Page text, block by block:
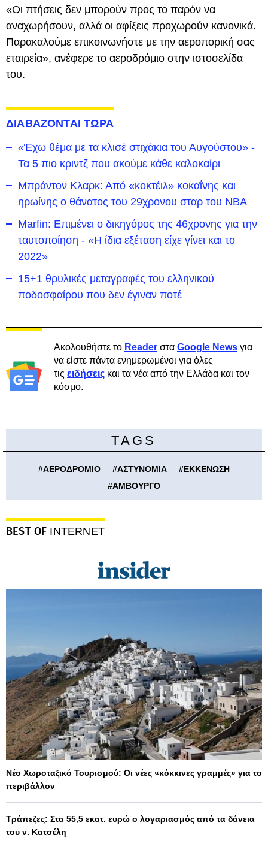
«Οι πτήσεις δεν μπορούν προς το παρόν να
αναχωρήσουν, αλλά οι αφίξεις προχωρούν κανονικά.
Παρακαλούμε επικοινωνήστε με την αεροπορική σας
εταιρεία», ανέφερε το αεροδρόμιο στην ιστοσελίδα
του.
ΔΙΑΒΑΖΟΝΤΑΙ ΤΩΡΑ
«Έχω θέμα με τα κλισέ στιχάκια του Αυγούστου» -
Τα 5 πιο κριντζ που ακούμε κάθε καλοκαίρι
Μπράντον Κλαρκ: Από «κοκτέιλ» κοκαΐνης και
ηρωίνης ο θάνατος του 29χρονου σταρ του NBA
Marfin: Επιμένει ο δικηγόρος της 46χρονης για την
ταυτοποίηση - «Η ίδια εξέταση είχε γίνει και το
2022»
15+1 θρυλικές μεταγραφές του ελληνικού
ποδοσφαίρου που δεν έγιναν ποτέ
Ακολουθήστε το Reader στα Google News για
να είστε πάντα ενημερωμένοι για όλες
τις ειδήσεις και τα νέα από την Ελλάδα και τον
κόσμο.
TAGS
#ΑΕΡΟΔΡΟΜΙΟ #ΑΣΤΥΝΟΜΙΑ #ΕΚΚΕΝΩΣΗ
#ΑΜΒΟΥΡΓΟ
BEST OF INTERNET
Νέο Χωροταξικό Τουρισμού: Οι νέες «κόκκινες γραμμές» για το
περιβάλλον
Τράπεζες: Στα 55,5 εκατ. ευρώ ο λογαριασμός από τα δάνεια
του ν. Κατσέλη